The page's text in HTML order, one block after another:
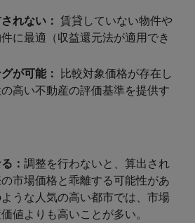
れない： 賃貸していない物件や
に最適（収益還元法が適用でき
が可能： 比較対象価格が存在し
高い不動産の評価基準を提供す
： 調整を行わないと、算出され
市場価格と乖離する可能性があ
うな人気の高い都市では、市場
値よりも高いことが多い。